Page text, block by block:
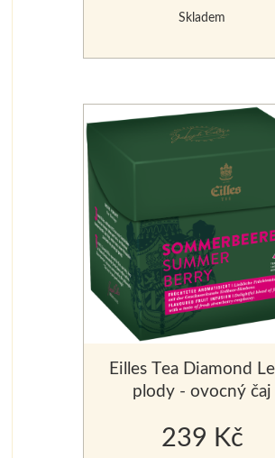
Skladem
Eilles Tea Diamond
plody - ovocný čaj
krabičce
239 Kč